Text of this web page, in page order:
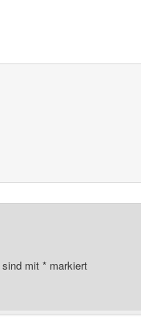
sind mit *markiert